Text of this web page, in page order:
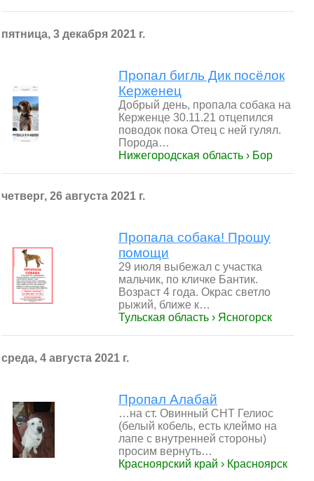
пятница, 3 декабря 2021 г.
Пропал бигль Дик посёлок
Керженец
Добрый день, пропала собака на
Керженце 30.11.21 отцепился
поводок пока Отец с ней гулял.
Порода…
Нижегородская область › Бор
четверг, 26 августа 2021 г.
Пропала собака! Прошу
помощи
29 июля выбежал с участка
мальчик, по кличке Бантик.
Возраст 4 года. Окрас светло
рыжий, ближе к…
Тульская область › Ясногорск
среда, 4 августа 2021 г.
Пропал Алабай
…на ст. Овинный СНТ Гелиос
(белый кобель, есть клеймо на
лапе с внутренней стороны)
просим вернуть…
Красноярский край › Красноярск